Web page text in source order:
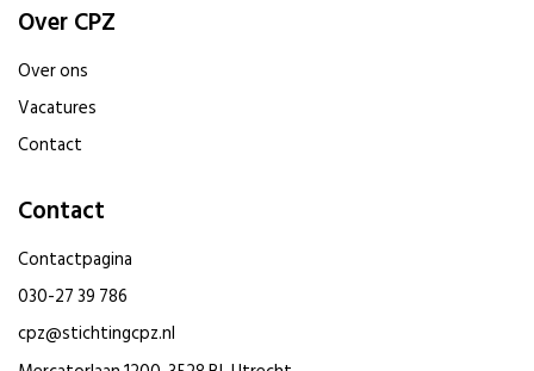
Over CPZ
Over ons
Vacatures
Contact
Contact
Contactpagina
030-27 39 786
cpz@stichtingcpz.nl